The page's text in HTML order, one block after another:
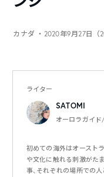
カナダ ・2020年9月27日（
ライター
SATOMI
オーロラガイ
初めての海外はオースト
や文化に触れる刺激がた
事、それぞれの場所での